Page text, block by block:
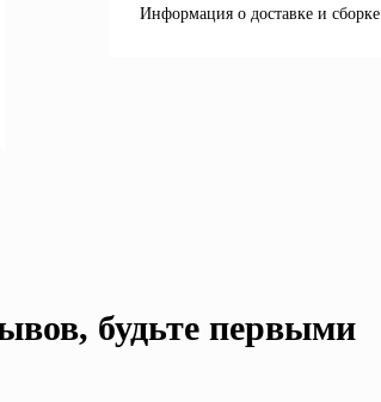
Информация о доставке и сборке
будьте первыми